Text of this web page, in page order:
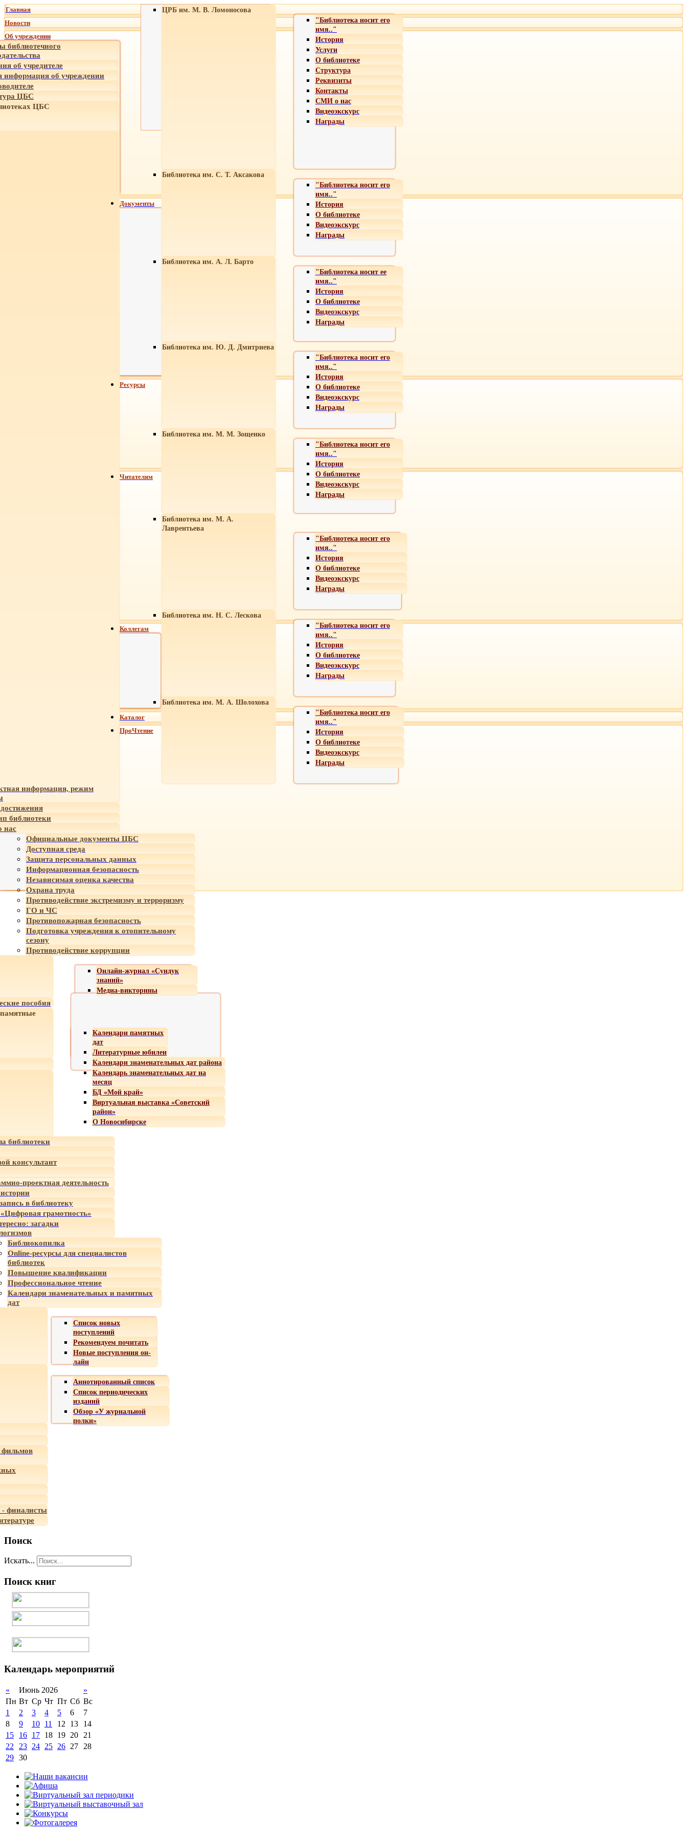
Главная
Новости
Об учреждении
библиотечного
об учредителе
об учреждении
ЦБС
ЦБС
ЦРБ им. М. В. Ломоносова
"Библиотека носит его
имя.."
История
Услуги
О библиотеке
Структура
Реквизиты
Контакты
СМИ о нас
Видеоэкскурс
Награды
Библиотека им. С. Т. Аксакова
"Библиотека носит его
имя.."
История
О библиотеке
Видеоэкскурс
Награды
Библиотека им. А. Л. Барто
"Библиотека носит ее
имя.."
История
О библиотеке
Видеоэкскурс
Награды
Библиотека им. Ю. Д. Дмитриева
"Библиотека носит его
имя.."
История
О библиотеке
Видеоэкскурс
Награды
Библиотека им. М. М. Зощенко
"Библиотека носит его
имя.."
История
О библиотеке
Видеоэкскурс
Награды
Библиотека им. М. А.
Лаврентьева
"Библиотека носит его
имя.."
История
О библиотеке
Видеоэкскурс
Награды
Библиотека им. Н. С. Лескова
"Библиотека носит его
имя.."
История
О библиотеке
Видеоэкскурс
Награды
Библиотека им. М. А. Шолохова
"Библиотека носит его
имя.."
История
О библиотеке
Видеоэкскурс
Награды
информация, режим
библиотеки
нас
Документы
Официальные документы ЦБС
Доступная среда
Защита персональных данных
Информационная безопасность
Независимая оценка качества
Охрана труда
Противодействие экстремизму и терроризму
ГО и ЧС
Противопожарная безопасность
Подготовка учреждения к отопительному
сезону
Противодействие коррупции
Ресурсы
Онлайн-журнал «Сундук
знаний»
Медиа-викторины
пособия
Календари памятных
дат
Литературные юбилеи
Календари знаменательных дат района
Календарь знаменательных дат на
месяц
БД «Мой край»
Виртуальная выставка «Советский
район»
О Новосибирске
Читателям
библиотеки
консультант
проектная деятельность
в библиотеку
грамотность»
загадки
Коллегам
Библиокопилка
Online-ресурсы для специалистов
библиотек
Повышение квалификации
Профессиональное чтение
Календари знаменательных и памятных
дат
Каталог
ПроЧтение
Список новых
поступлений
Рекомендуем почитать
Новые поступления он-
лайн
Аннотированный список
Список периодических
изданий
Обзор «У журнальной
полки»
- финалисты
Поиск
Искать...
Поиск книг
Календарь мероприятий
« Июнь 2026
»
Пн Вт Ср Чт Пт Сб Вс
1
2 3 4 5 6
7
8
9 10 11 12 13
14
15
16 17 18 19 20
21
22
23 24 25 26 27
28
29 30